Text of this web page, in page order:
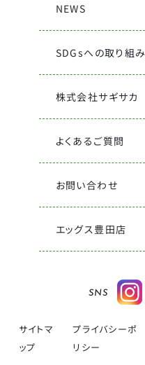
NEWS
SDGsへの取り組み
株式会社サギサカ
よくあるご質問
お問い合わせ
エッグス豊田店
SNS
サイトマ
ップ
プライバシーポ
リシー